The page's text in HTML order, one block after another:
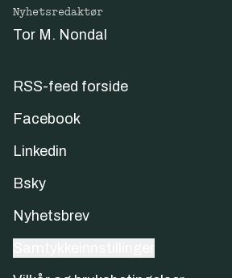
Nyhetsredaktør
Tor M. Nondal
RSS-feed forside
Facebook
Linkedin
Bsky
Nyhetsbrev